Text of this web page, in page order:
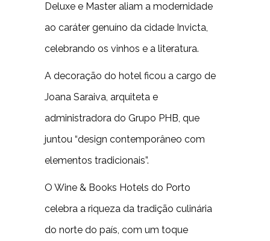
Deluxe e Master aliam a modernidade
ao caráter genuíno da cidade Invicta,
celebrando os vinhos e a literatura.
A decoração do hotel ficou a cargo de
Joana Saraiva, arquiteta e
administradora do Grupo PHB, que
juntou “design contemporâneo com
elementos tradicionais”.
O Wine & Books Hotels do Porto
celebra a riqueza da tradição culinária
do norte do país, com um toque